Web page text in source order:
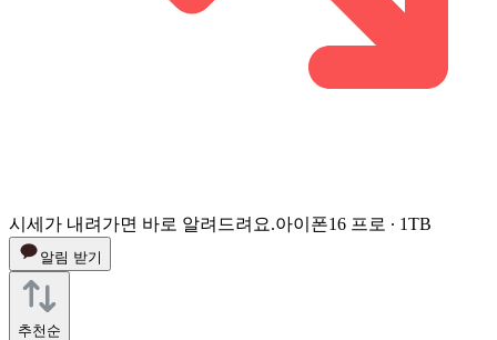
시세가 내려가면 바로 알려드려요.아이폰16 프로 ∙ 1TB
알림 받기
추천순